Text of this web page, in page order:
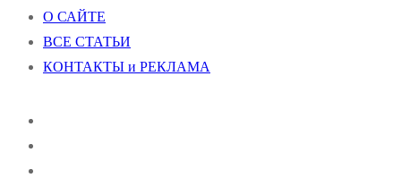
О САЙТЕ
ВСЕ СТАТЬИ
КОНТАКТЫ и РЕКЛАМА